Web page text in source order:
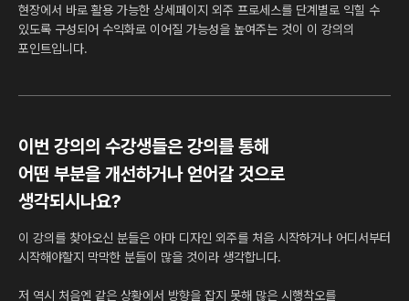
현장에서 바로 활용 가능한 상세페이지 외주 프로세스를 단계별로 익힐 수
있도록 구성되어 수익화로 이어질 가능성을 높여주는 것이 이 강의의
포인트입니다.
이번 강의의 수강생들은 강의를 통해
어떤 부분을 개선하거나 얻어갈 것으로
생각되시나요?
이 강의를 찾아오신 분들은 아마 디자인 외주를 처음 시작하거나 어디서부터
시작해야할지 막막한 분들이 많을 것이라 생각합니다.
저 역시 처음엔 같은 상황에서 방향을 잡지 못해 많은 시행착오를